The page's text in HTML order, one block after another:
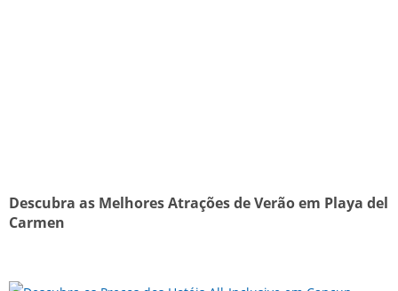
Descubra as Melhores Atrações de Verão em Playa del
Carmen